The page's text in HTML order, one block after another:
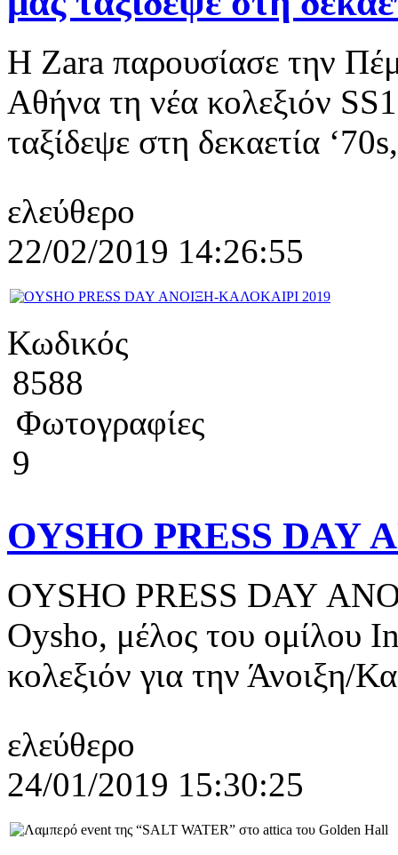
Η Zara παρουσίασε την
Αθήνα τη νέα κολεξιόν
ταξίδεψε στη δεκαετία
ελεύθερο
22/02/2019 14:26:55
Κωδικός
8588
Φωτογραφίες
9
OYSHO PRESS
OYSHO PRESS DAY
Oysho, μέλος του ομίλου
κολεξιόν για την Άνοιξη/
ελεύθερο
24/01/2019 15:30:25